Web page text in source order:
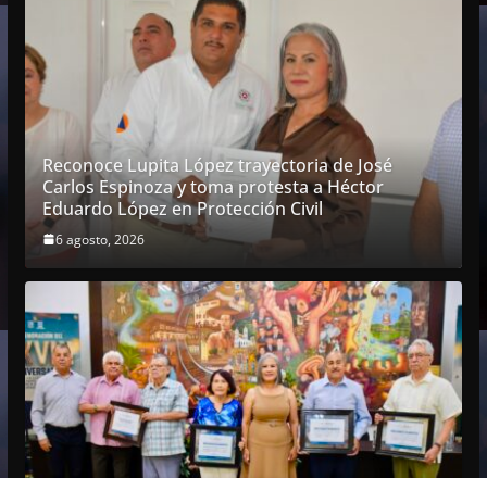
Reconoce Lupita López trayectoria de José
Carlos Espinoza y toma protesta a Héctor
Eduardo López en Protección Civil
6 agosto, 2026